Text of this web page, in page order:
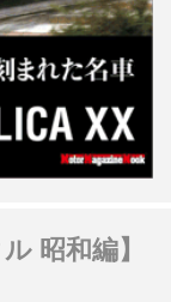
昭和編】